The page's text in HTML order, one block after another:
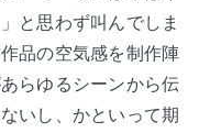
と思わず叫んでしま
品の空気感を制作陣
らゆるシーンから伝
いし、かといって期